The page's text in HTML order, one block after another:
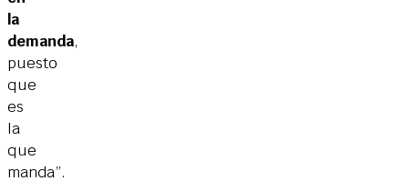
la
demanda,
puesto
que
es
la
que
manda”.